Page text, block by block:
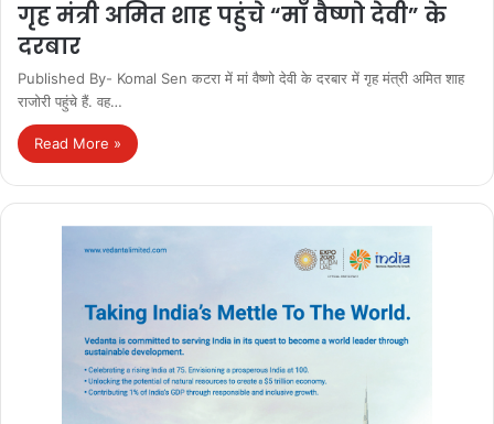
गृह मंत्री अमित शाह पहुंचे “माँ वैष्णो देवी” के
दरबार
Published By- Komal Sen कटरा में मां वैष्णो देवी के दरबार में गृह मंत्री अमित शाह
राजोरी पहुंचे हैं. वह…
Read More »